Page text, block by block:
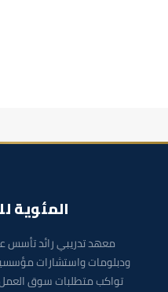
المئوية
ودبلومات واستشارات
تواكب متطلبات سوق العمل